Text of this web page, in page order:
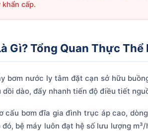
cấp.
Gì? Tổng Quan Thực Thể
bơm nước ly tâm đặt cạn sở hữu
dào, đẩy nhanh tiến độ điều tiết
cấu bơm đĩa gia đình trục áp cao,
đó, bệ máy luôn đạt hệ số lưu lượng